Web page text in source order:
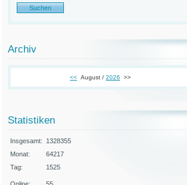
Archiv
<< August / 2026 >>
Statistiken
Insgesamt:
1328355
Monat:
64217
Tag:
1525